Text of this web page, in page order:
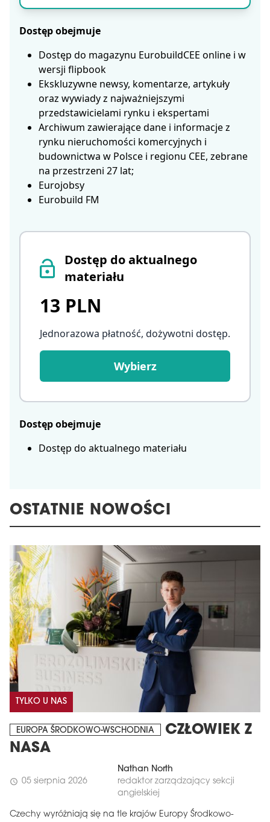
Dostęp do aktualnego
materiału
13 PLN
Jednorazowa płatność, dożywotni dostęp.
Wybierz
Dostęp obejmuje
Dostęp do aktualnego materiału
Dostęp obejmuje
Dostęp do magazynu EurobuildCEE online i w
wersji flipbook
Ekskluzywne newsy, komentarze, artykuły
oraz wywiady z najważniejszymi
przedstawicielami rynku i ekspertami
Archiwum zawierające dane i informacje z
rynku nieruchomości komercyjnych i
budownictwa w Polsce i regionu CEE, zebrane
na przestrzeni 27 lat;
Eurojobsy
Eurobuild FM
OSTATNIE NOWOŚCI
TYLKO U NAS
EUROPA ŚRODKOWO-WSCHODNIA
CZŁOWIEK Z
NASA
schedule 05 sierpnia 2026
Nathan North
redaktor zarządzający sekcji
angielskiej
Czechy wyróżniają się na tle krajów Europy Środkowo-